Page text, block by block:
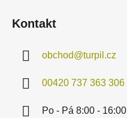
Kontakt
obchod@turpil.cz
00420 737 363 306
Po - Pá 8:00 - 16:00